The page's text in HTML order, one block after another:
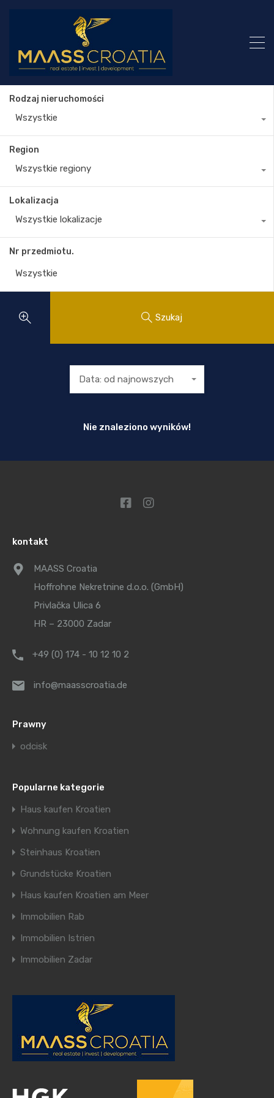
Rodzaj nieruchomości
Wszystkie
Region
Wszystkie regiony
Lokalizacja
Wszystkie lokalizacje
Nr przedmiotu.
Szukaj
Data: od najnowszych
Nie znaleziono wyników!
kontakt
MAASS Croatia
Hoffrohne Nekretnine d.o.o. (GmbH)
Privlačka Ulica 6
HR – 23000 Zadar
+49 (0) 174 - 10 12 10 2
info@maasscroatia.de
Prawny
odcisk
Popularne kategorie
Haus kaufen Kroatien
Wohnung kaufen Kroatien
Steinhaus Kroatien
Grundstücke Kroatien
Haus kaufen Kroatien am Meer
Immobilien Rab
Immobilien Istrien
Immobilien Zadar